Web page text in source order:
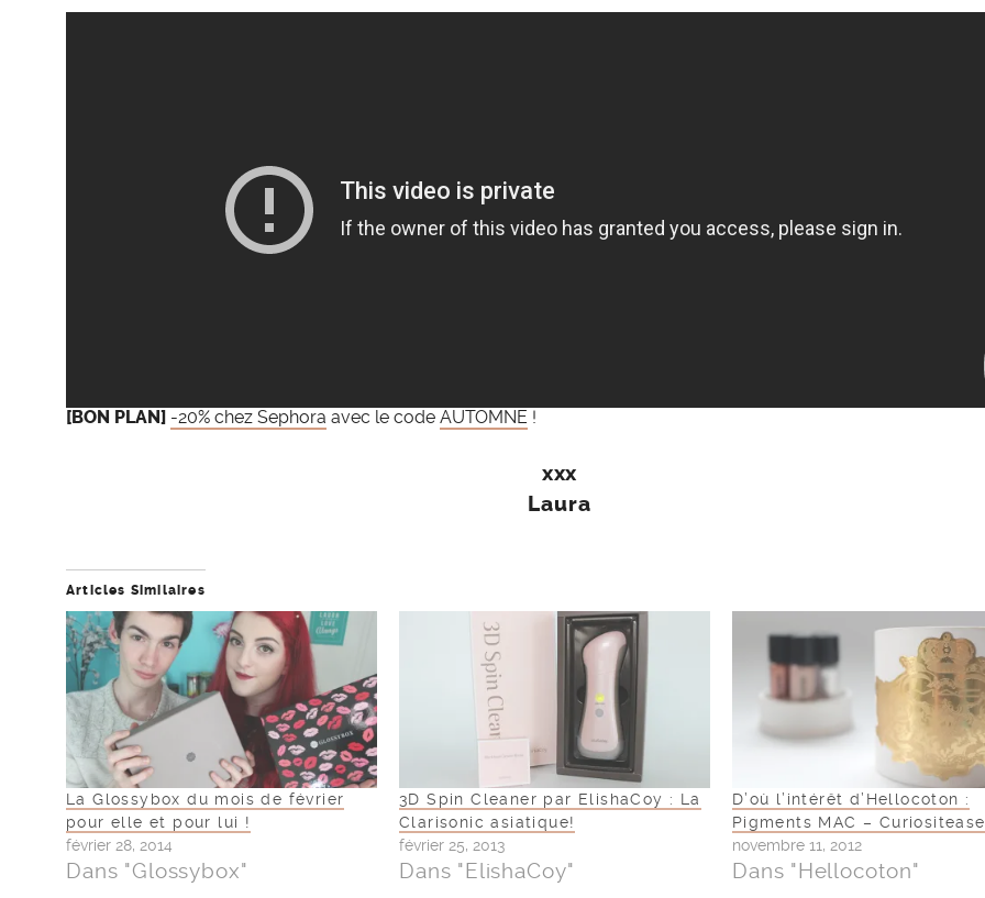
[BON PLAN] -20% chez Sephora avec le code AUTOMNE !
xxx
Laura
Articles Similaires
La Glossybox du mois de février
pour elle et pour lui !
février 28, 2014
Dans "Glossybox"
3D Spin Cleaner par ElishaCoy : La
Clarisonic asiatique!
février 25, 2013
Dans "ElishaCoy"
D’où l’intérêt d’Hellocoton :
Pigments MAC – Curiositease
novembre 11, 2012
Dans "Hellocoton"